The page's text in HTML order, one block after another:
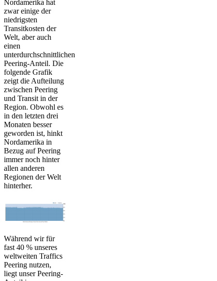
Nordamerika hat
zwar einige der
niedrigsten
Transitkosten der
Welt, aber auch
einen
unterdurchschnittlichen
Peering-Anteil. Die
folgende Grafik
zeigt die Aufteilung
zwischen Peering
und Transit in der
Region. Obwohl es
in den letzten drei
Monaten besser
geworden ist, hinkt
Nordamerika in
Bezug auf Peering
immer noch hinter
allen anderen
Regionen der Welt
hinterher.
Während wir für
fast 40 % unseres
weltweiten Traffics
Peering nutzen,
liegt unser Peering-